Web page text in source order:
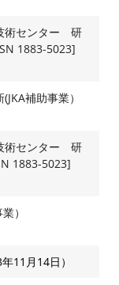
術センター 研
1883-5023]
補助事業）
術センター 研
1883-5023]
）
11月14日